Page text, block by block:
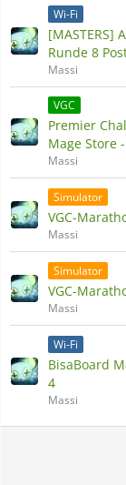
Wi-Fi
[MASTERS]
Runde 8
Massi
VGC
Premier
Mage Store
Massi
Simulator
VGC-
Massi
Simulator
VGC-
Massi
Wi-Fi
BisaBoard
4
Massi